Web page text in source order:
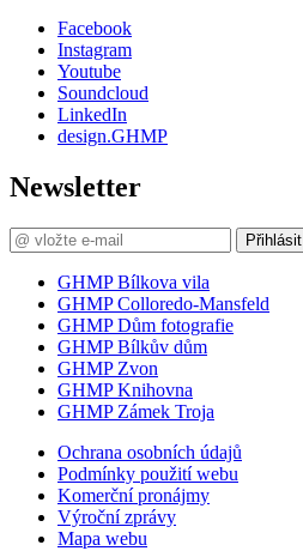
Facebook
Instagram
Youtube
Soundcloud
LinkedIn
design.GHMP
Newsletter
Přihlásit
GHMP Bílkova vila
GHMP Colloredo-Mansfeld
GHMP Dům fotografie
GHMP Bílkův dům
GHMP Zvon
GHMP Knihovna
GHMP Zámek Troja
Ochrana osobních údajů
Podmínky použití webu
Komerční pronájmy
Výroční zprávy
Mapa webu